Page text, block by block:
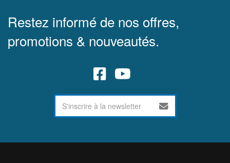
Restez informé de nos offres,
promotions & nouveautés.